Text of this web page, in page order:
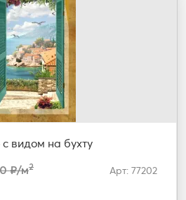
видом на бухту
₽/м2 Арт: 77202